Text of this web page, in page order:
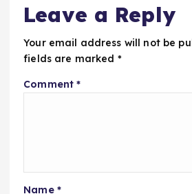
Leave a Reply
Your email address will not be
fields are marked *
Comment*
Name *